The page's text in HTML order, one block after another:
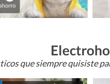
que siempre quisiste